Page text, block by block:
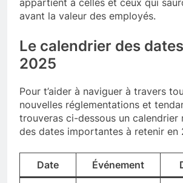
appartient à celles et ceux qui
avant la valeur des employés.
Le calendrier des
2025
Pour t’aider à naviguer à travers
nouvelles réglementations et
trouveras ci-dessous un calendrier
des dates importantes à retenir en
Date Événement